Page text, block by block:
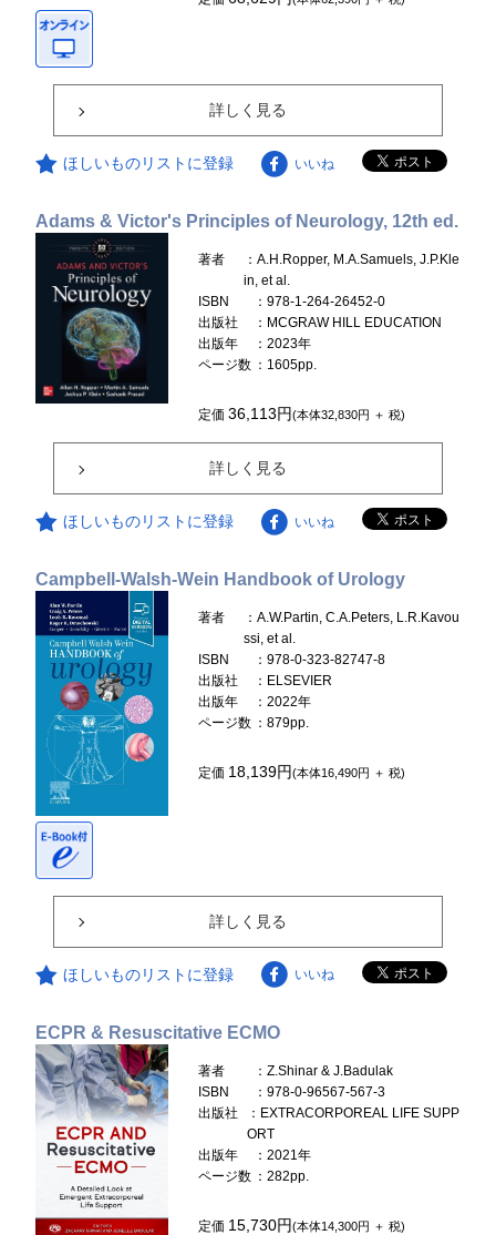
詳しく見る
ほしいものリストに登録 いいね
Adams & Victor's Principles of Neurology, 12th ed.
著者
：A.H.Ropper, M.A.Samuels, J.P.Kle
in, et al.
ISBN
：978-1-264-26452-0
出版社
：MCGRAW HILL EDUCATION
出版年
：2023年
ページ数 ：1605pp.
定価36,113円(本体32,830円 ＋ 税)
詳しく見る
ほしいものリストに登録 いいね
Campbell-Walsh-Wein Handbook of Urology
著者
：A.W.Partin, C.A.Peters, L.R.Kavou
ssi, et al.
ISBN
：978-0-323-82747-8
出版社
：ELSEVIER
出版年
：2022年
ページ数 ：879pp.
定価 18,139円(本体16,490円 ＋ 税)
詳しく見る
ほしいものリストに登録 いいね
ECPR & Resuscitative ECMO
著者
：Z.Shinar & J.Badulak
ISBN
：978-0-96567-567-3
出版社
：EXTRACORPOREAL LIFE SUPP
ORT
出版年
：2021年
ページ数 ：282pp.
定価 15,730円(本体14,300円 ＋ 税)